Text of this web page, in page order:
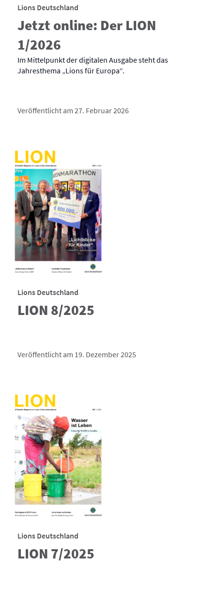
Lions Deutschland
Jetzt online: Der LION
1/2026
Im Mittelpunkt der digitalen Ausgabe steht das
Jahresthema „Lions für Europa“.
Veröffentlicht am 27. Februar 2026
Lions Deutschland
LION 8/2025
Veröffentlicht am 19. Dezember 2025
Lions Deutschland
LION 7/2025